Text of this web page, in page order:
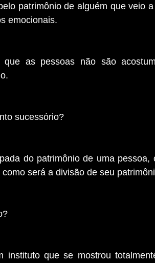
patrimônio de alguém que veio
emocionais.
as pessoas não são
sucessório?
do patrimônio de uma
será a divisão de seu
instituto que se mostrou